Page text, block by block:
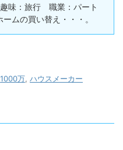
味：旅行 職業：パート
ムの買い替え・・・。
1000万 ハウスメーカー